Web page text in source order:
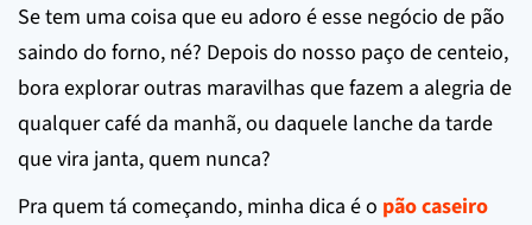
Se tem uma coisa que eu adoro é esse negócio de pão
saindo do forno, né? Depois do nosso paço de centeio,
bora explorar outras maravilhas que fazem a alegria de
qualquer café da manhã, ou daquele lanche da tarde
que vira janta, quem nunca?
Pra quem tá começando, minha dica é o pão caseiro